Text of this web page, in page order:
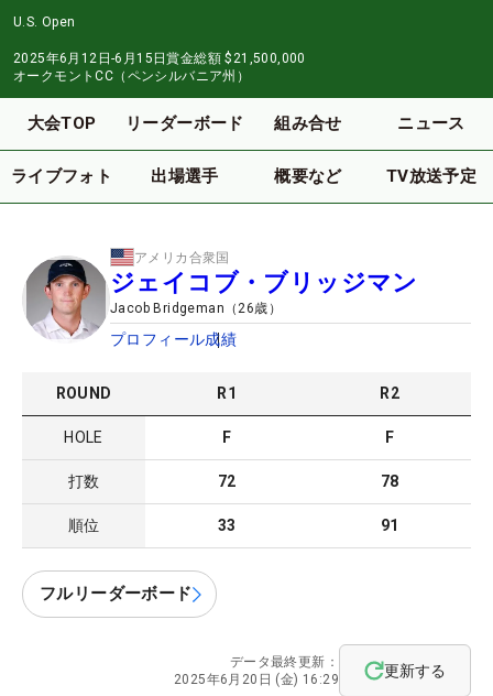
U.S. Open
2025年6月12日-6月15日賞金総額 $21,500,000
オークモントCC（ペンシルバニア州）
大会TOP リーダーボード 組み合せ ニュース
ライブフォト 出場選手 概要など TV放送予定
アメリカ合衆国
ジェイコブ・ブリッジマン
Jacob Bridgeman （26歳）
プロフィール成績
ROUND R1 R2
HOLE F F
打数 72 78
順位 33 91
フルリーダーボード
データ最終更新：
2025年6月20日 (金) 16:29
更新する